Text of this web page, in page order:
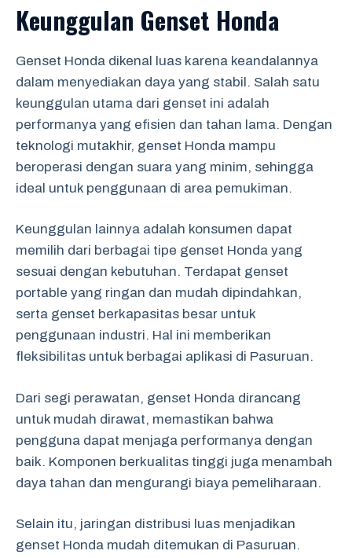
Keunggulan Genset Honda
Genset Honda dikenal luas karena keandalannya
dalam menyediakan daya yang stabil. Salah satu
keunggulan utama dari genset ini adalah
performanya yang efisien dan tahan lama. Dengan
teknologi mutakhir, genset Honda mampu
beroperasi dengan suara yang minim, sehingga
ideal untuk penggunaan di area pemukiman.
Keunggulan lainnya adalah konsumen dapat
memilih dari berbagai tipe genset Honda yang
sesuai dengan kebutuhan. Terdapat genset
portable yang ringan dan mudah dipindahkan,
serta genset berkapasitas besar untuk
penggunaan industri. Hal ini memberikan
fleksibilitas untuk berbagai aplikasi di Pasuruan.
Dari segi perawatan, genset Honda dirancang
untuk mudah dirawat, memastikan bahwa
pengguna dapat menjaga performanya dengan
baik. Komponen berkualitas tinggi juga menambah
daya tahan dan mengurangi biaya pemeliharaan.
Selain itu, jaringan distribusi luas menjadikan
genset Honda mudah ditemukan di Pasuruan.